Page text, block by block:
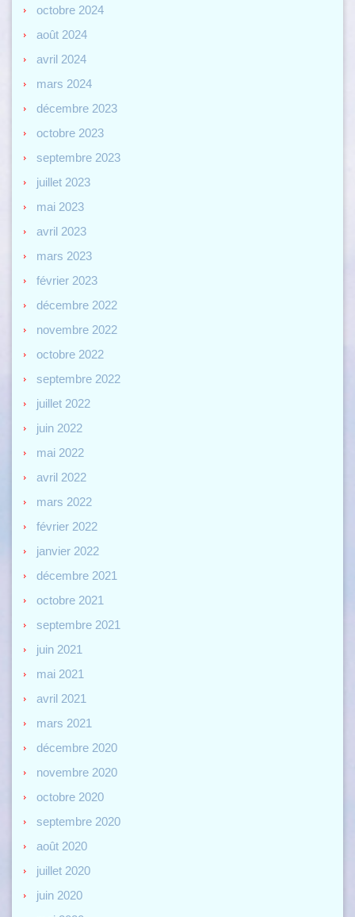
octobre 2024
août 2024
avril 2024
mars 2024
décembre 2023
octobre 2023
septembre 2023
juillet 2023
mai 2023
avril 2023
mars 2023
février 2023
décembre 2022
novembre 2022
octobre 2022
septembre 2022
juillet 2022
juin 2022
mai 2022
avril 2022
mars 2022
février 2022
janvier 2022
décembre 2021
octobre 2021
septembre 2021
juin 2021
mai 2021
avril 2021
mars 2021
décembre 2020
novembre 2020
octobre 2020
septembre 2020
août 2020
juillet 2020
juin 2020